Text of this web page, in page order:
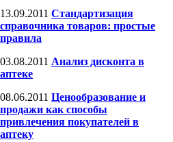
13.09.2011 Стандартизация
справочника товаров: простые
правила
03.08.2011 Анализ дисконта в
аптеке
08.06.2011 Ценообразование и
продажи как способы
привлечения покупателей в
аптеку